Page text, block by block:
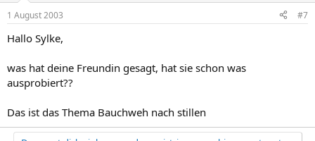
1 August 2003 #7
Hallo Sylke,
was hat deine Freundin gesagt, hat sie schon was
ausprobiert??
Das ist das Thema Bauchweh nach stillen